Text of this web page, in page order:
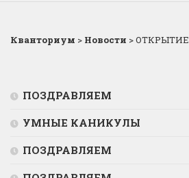
Кванториум > Новости >ОТКРЫТИЕ
ПОЗДРАВЛЯЕМ
УМНЫЕ КАНИКУЛЫ
ПОЗДРАВЛЯЕМ